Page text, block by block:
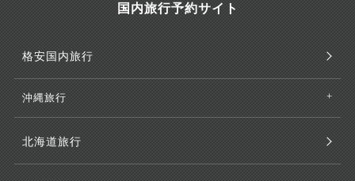
国内旅行予約サイト
格安国内旅行
沖縄旅行
北海道旅行